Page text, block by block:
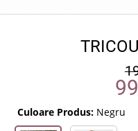
Culoare Produs: Negru